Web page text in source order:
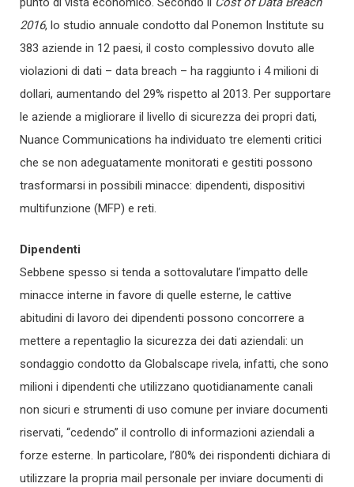
2016, lo studio annuale condotto dal Ponemon Institute su
383 aziende in 12 paesi, il costo complessivo dovuto alle
violazioni di dati – data breach – ha raggiunto i 4 milioni di
dollari, aumentando del 29% rispetto al 2013. Per supportare
le aziende a migliorare il livello di sicurezza dei propri dati,
Nuance Communications ha individuato tre elementi critici
che se non adeguatamente monitorati e gestiti possono
trasformarsi in possibili minacce: dipendenti, dispositivi
multifunzione (MFP) e reti.
Dipendenti
Sebbene spesso si tenda a sottovalutare l’impatto delle
minacce interne in favore di quelle esterne, le cattive
abitudini di lavoro dei dipendenti possono concorrere a
mettere a repentaglio la sicurezza dei dati aziendali: un
sondaggio condotto da Globalscape rivela, infatti, che sono
milioni i dipendenti che utilizzano quotidianamente canali
non sicuri e strumenti di uso comune per inviare documenti
riservati, “cedendo” il controllo di informazioni aziendali a
forze esterne. In particolare, l’80% dei rispondenti dichiara di
utilizzare la propria mail personale per inviare documenti di